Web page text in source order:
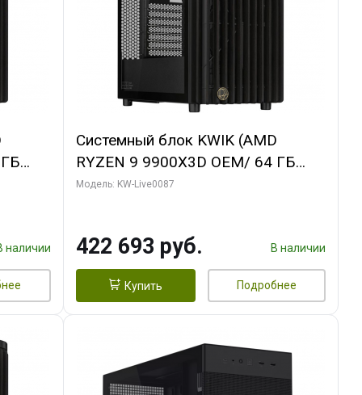
наличии
Системный блок KWIK (AMD
RYZEN 9 9900X3D OEM/ 64 ГБ
ОЗУ/ ASUS RTX5080 PROART OC
Модель: KW-Live0087
422 693 руб. В наличии
Купить Подробнее